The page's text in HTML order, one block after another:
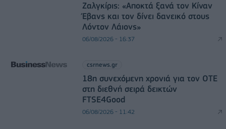
Ζαλγκίρις: «Αποκτά ξανά τον Κίναν
Έβανς και τον δίνει δανεικό στους
Λόντον Λάιονς»
06/08/2026 - 16:37
csrnews.gr
18η συνεχόμενη χρονιά για τον ΟΤΕ
στη διεθνή σειρά δεικτών
FTSE4Good
06/08/2026 - 11:42